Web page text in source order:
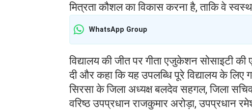
मित्रता कौशल का विकास करना है, ताकि वे
WhatsApp Group
विद्यालय की जीत पर गीता एजुकेशन सोसाइटी की
दी और कहा कि यह उपलब्धि पूरे विद्यालय के लिए
सिरसा के जिला अध्यक्ष बलदेव सहगल, जिला
वरिष्ठ उपप्रधान राजकुमार अरोड़ा, उपप्रधान